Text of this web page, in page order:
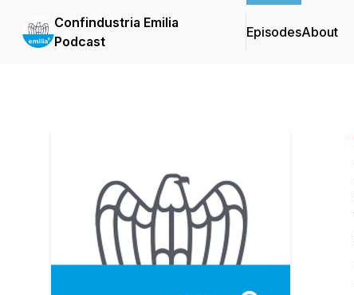
Confindustria Emilia
Podcast
EpisodesAbout